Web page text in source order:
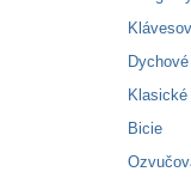
Bicie